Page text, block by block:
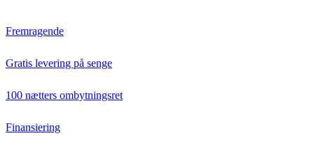
Fremragende
Gratis levering på senge
100 nætters ombytningsret
Finansiering